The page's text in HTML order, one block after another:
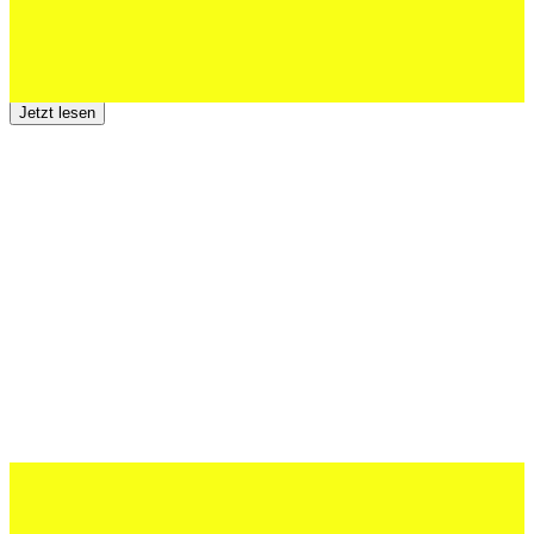
Jetzt lesen